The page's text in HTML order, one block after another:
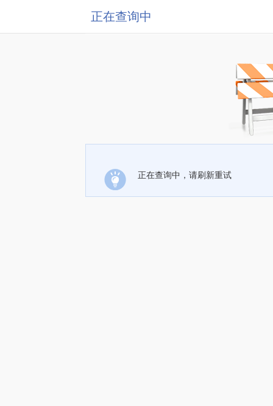
正在查询中
正在查询中，请刷新重试